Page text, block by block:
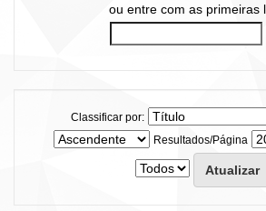
ou entre com as primeiras
Classificar por:
Resultados/Página